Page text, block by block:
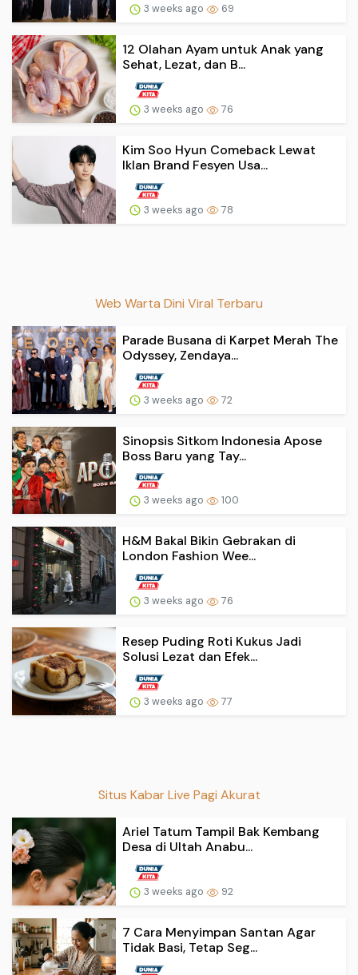
3 weeks ago 69
12 Olahan Ayam untuk Anak yang
Sehat, Lezat, dan B...
3 weeks ago 76
Kim Soo Hyun Comeback Lewat
Iklan Brand Fesyen Usa...
3 weeks ago 78
Web Warta Dini Viral Terbaru
Parade Busana di Karpet Merah The
Odyssey, Zendaya...
3 weeks ago 72
Sinopsis Sitkom Indonesia Apose
Boss Baru yang Tay...
3 weeks ago 100
H&M Bakal Bikin Gebrakan di
London Fashion Wee...
3 weeks ago 76
Resep Puding Roti Kukus Jadi
Solusi Lezat dan Efek...
3 weeks ago 77
Situs Kabar Live Pagi Akurat
Ariel Tatum Tampil Bak Kembang
Desa di Ultah Anabu...
3 weeks ago 92
7 Cara Menyimpan Santan Agar
Tidak Basi, Tetap Seg...